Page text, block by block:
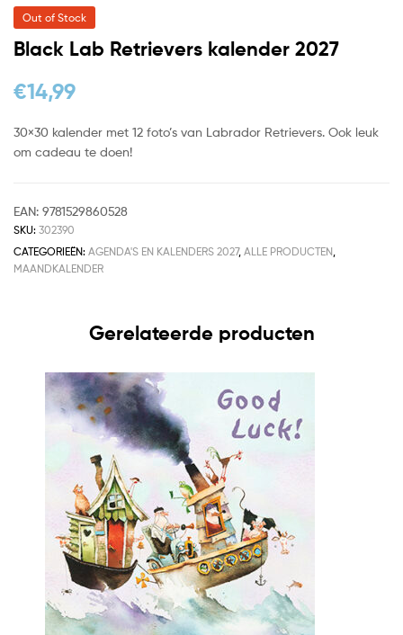
Out of Stock
Black Lab Retrievers kalender 2027
€14,99
30×30 kalender met 12 foto’s van Labrador Retrievers. Ook leuk
om cadeau te doen!
EAN: 9781529860528
SKU: 302390
CATEGORIEËN: AGENDA'S EN KALENDERS 2027, ALLE PRODUCTEN
MAANDKALENDER
Gerelateerde producten